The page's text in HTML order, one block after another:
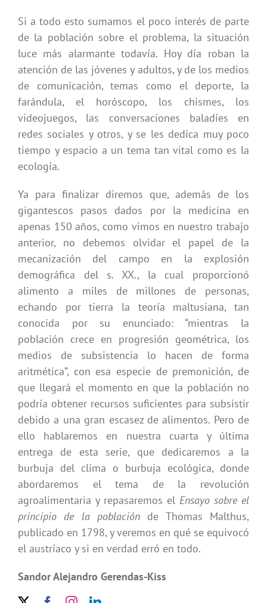
Si a todo esto sumamos el poco interés de parte
de la población sobre el problema, la situación
luce más alarmante todavía. Hoy día roban la
atención de las jóvenes y adultos, y de los medios
de comunicación, temas como el deporte, la
farándula, el horóscopo, los chismes, los
videojuegos, las conversaciones baladíes en
redes sociales y otros, y se les dedica muy poco
tiempo y espacio a un tema tan vital como es la
ecología.
Ya para finalizar diremos que, además de los
gigantescos pasos dados por la medicina en
apenas 150 años, como vimos en nuestro trabajo
anterior, no debemos olvidar el papel de la
mecanización del campo en la explosión
demográfica del s. XX., la cual proporcionó
alimento a miles de millones de personas,
echando por tierra la teoría maltusiana, tan
conocida por su enunciado: “mientras la
población crece en progresión geométrica, los
medios de subsistencia lo hacen de forma
aritmética”, con esa especie de premonición, de
que llegará el momento en que la población no
podría obtener recursos suficientes para subsistir
debido a una gran escasez de alimentos. Pero de
ello hablaremos en nuestra cuarta y última
entrega de esta serie, que dedicaremos a la
burbuja del clima o burbuja ecológica, donde
abordaremos el tema de la revolución
agroalimentaria y repasaremos el Ensayo sobre el
principio de la población de Thomas Malthus,
publicado en 1798, y veremos en qué se equivocó
el austríaco y si en verdad erró en todo.
Sandor Alejandro Gerendas-Kiss